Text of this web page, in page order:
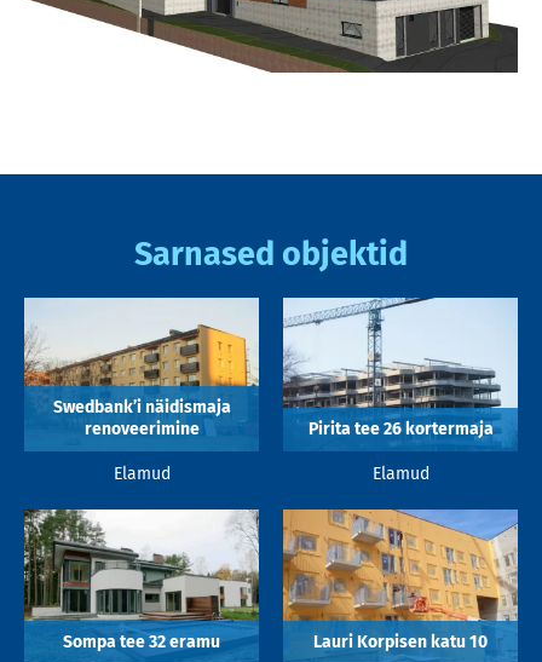
Sarnased objektid
Swedbank’i näidismaja
renoveerimine
Elamud
Pirita tee 26 kortermaja
Elamud
Sompa tee 32 eramu Lauri Korpisen katu 10